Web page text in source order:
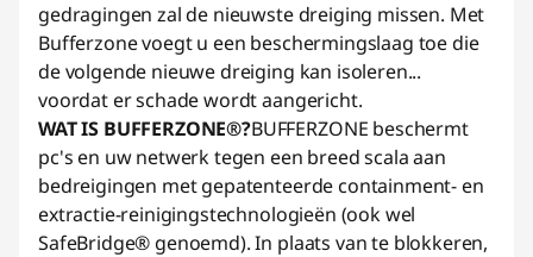
gedragingen zal de nieuwste dreiging missen. Met
Bufferzone voegt u een beschermingslaag toe die
de volgende nieuwe dreiging kan isoleren...
voordat er schade wordt aangericht.
WAT IS BUFFERZONE®?BUFFERZONE beschermt
pc's en uw netwerk tegen een breed scala aan
bedreigingen met gepatenteerde containment- en
extractie-reinigingstechnologieën (ook wel
SafeBridge® genoemd). In plaats van te blokkeren,